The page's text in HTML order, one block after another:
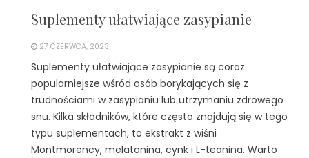
Suplementy ułatwiające zasypianie
27 CZERWCA, 2023
Suplementy ułatwiające zasypianie są coraz
popularniejsze wśród osób borykających się z
trudnościami w zasypianiu lub utrzymaniu zdrowego
snu. Kilka składników, które często znajdują się w tego
typu suplementach, to ekstrakt z wiśni
Montmorency, melatonina, cynk i L-teanina. Warto